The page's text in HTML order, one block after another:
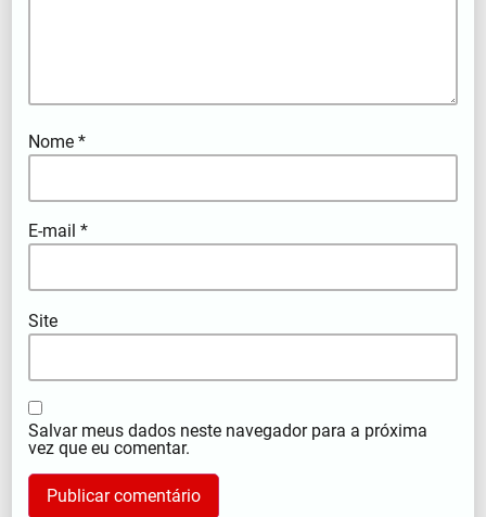
Nome*
E-mail*
Site
Salvar meus dados neste navegador para a próxima
vez que eu comentar.